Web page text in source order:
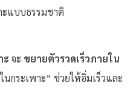
ะแบบธรรมชาติ
ะ จะ ขยายตัวรวดเร็วภายใน
กระเพาะ” ช่วยให้อิ่มเร็วและ